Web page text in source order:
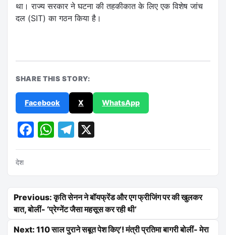
था। राज्य सरकार ने घटना की तहकीकात के लिए एक विशेष जांच
दल (SIT) का गठन किया है।
SHARE THIS STORY:
Facebook X WhatsApp
Facebook
WhatsApp
Telegram
देश
Post navigation
Previous: कृति सेनन ने बॉयफ्रेंड और एग फ्रीजिंग पर की खुलकर
बात, बोलीं- ‘प्रेग्नेंट जैसा महसूस कर रही थी’
Next: 110 साल पुराने सबूत पेश किए’! मंत्री प्रतिमा बागरी बोलीं- मेरा